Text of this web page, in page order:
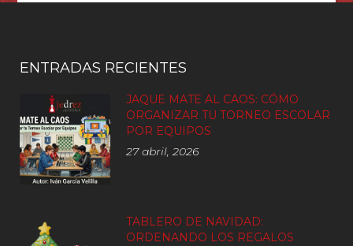
ENTRADAS RECIENTES
JAQUE MATE AL CAOS: CÓMO
ORGANIZAR TU TORNEO ESCOLAR
POR EQUIPOS
27 abril, 2026
TABLERO DE NAVIDAD:
ORDENANDO LOS REGALOS